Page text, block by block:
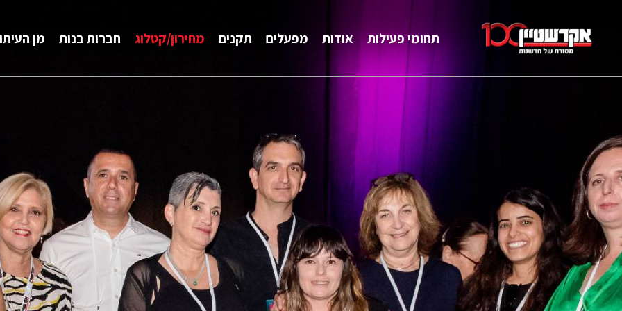
תחומי פעילות אודות מפעלים תקנים מחירון/קטלוג חברות בנות מן